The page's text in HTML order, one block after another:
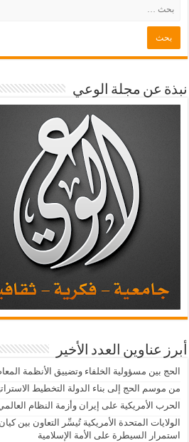
نبذة عن مجلة الوعي
أبرز عناوين العدد الأخير
الحج بين مسؤولية الخلفاء وتضييق الأنظمة
من موسم الحج إلى بناء الدولة التخطيط
الحرب الأمريكية على إيران وأزمة النظام
الولايات المتحدة الأمريكية تُيسِّر التعاون بين
استمرار السيطرة على الأمة الإسلامية